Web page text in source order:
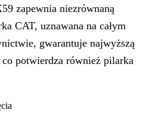
zapewnia niezrównaną
CAT, uznawana na całym
gwarantuje najwyższą
potwierdza również pilarka